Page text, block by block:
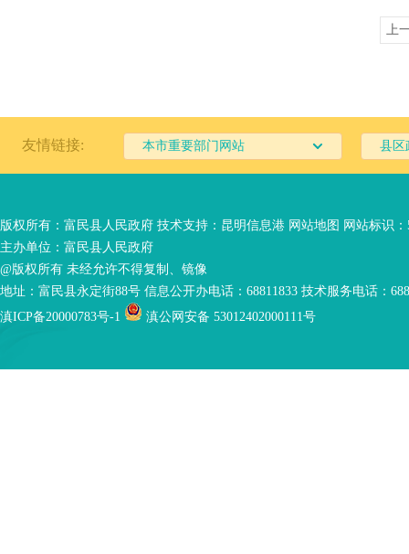
上
友情链接: 本市重要部门网站 县区
版权所有：富民县人民政府 技术支持： 昆明信息港 网站地图 网站标识：
主办单位：富民县人民政府
@版权所有 未经允许不得复制、镜像
地址：富民县永定街88号 信息公开办电话：68811833 技术服务电话：
滇ICP备20000783号-1
滇公网安备 53012402000111号